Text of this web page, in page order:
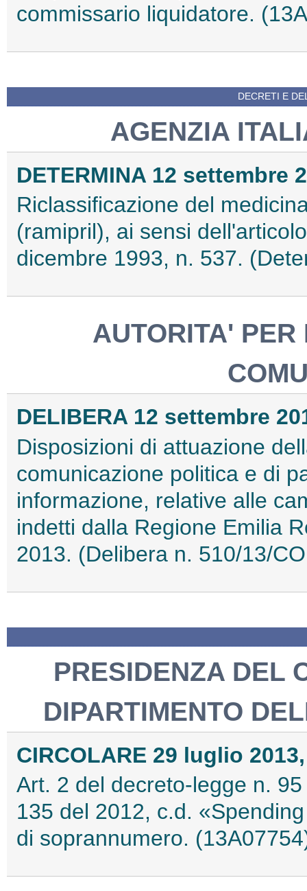
commissario liquidatore.
DECRETI E
AGENZIA
DETERMINA 12 settembre
Riclassificazione del
(ramipril), ai sensi
dicembre 1993, n. 537.
AUTORITA'
DELIBERA 12 settembre
Disposizioni di attuazione
comunicazione politica e di
informazione, relative alle
indetti dalla Regione Emilia
2013. (Delibera n. 510/13/
PRESIDENZA DEL
DIPARTIMENTO
CIRCOLARE 29 luglio
Art. 2 del decreto-legge n.
135 del 2012, c.d.
di soprannumero.